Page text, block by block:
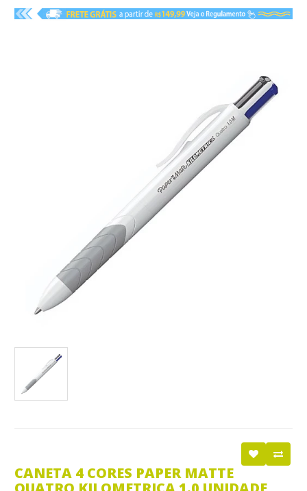
CANETA 4 CORES PAPER MATTE